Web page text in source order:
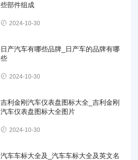
些部件组成
2024-10-30
日产汽车有哪些品牌_日产车的品牌有哪
些
2024-10-30
吉利金刚汽车仪表盘图标大全_吉利金刚
汽车仪表盘图标大全图片
2024-10-30
汽车车标大全及_汽车车标大全及英文名